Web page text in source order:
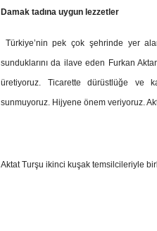
Damak tadına uygun lezzetler
Türkiye’nin pek çok şehrinde yer
sunduklarını da ilave eden Furkan
üretiyoruz. Ticarette dürüstlüğe ve
sunmuyoruz. Hijyene önem veriyoruz.
Aktat Turşu ikinci kuşak temsilcileriyle